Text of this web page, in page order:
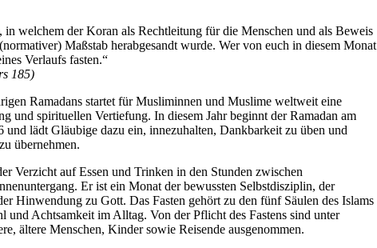
in welchem der Koran als Rechtleitung für die Menschen und als Beweis
Maßstab herabgesandt wurde. Wer von euch in diesem Monat
Verlaufs fasten.“
185)
Ramadans startet für Musliminnen und Muslime weltweit eine
und spirituellen Vertiefung. In diesem Jahr beginnt der Ramadan am
und lädt Gläubige dazu ein, innezuhalten, Dankbarkeit zu üben und
übernehmen.
Verzicht auf Essen und Trinken in den Stunden zwischen
Er ist ein Monat der bewussten Selbstdisziplin, der
Hinwendung zu Gott. Das Fasten gehört zu den fünf Säulen des Islams
und Achtsamkeit im Alltag. Von der Pflicht des Fastens sind unter
ältere Menschen, Kinder sowie Reisende ausgenommen.